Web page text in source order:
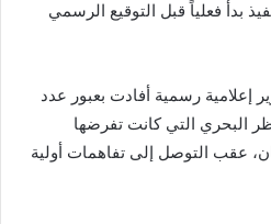
بدأ فعلياً قبل التوقيع الرسمي
إعلامية رسمية أفادت بعبور عدد
البحري التي كانت تفرضها
عقب التوصل إلى تفاهمات أولية